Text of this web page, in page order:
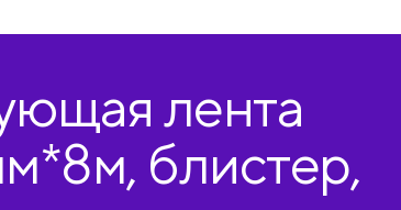
лента
блистер,